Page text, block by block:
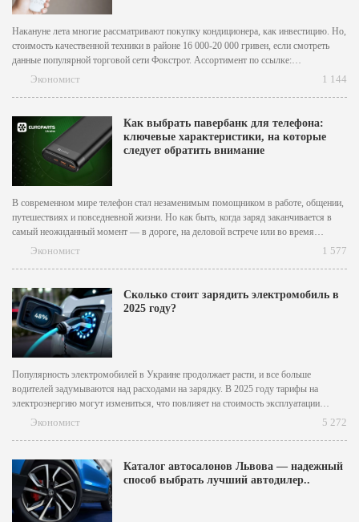
Накануне лета многие рассматривают покупку кондиционера, как инвестицию. Но,
стоимость качественной техники в районе 16 000-20 000 гривен, если смотреть
данные популярной торговой сети Фокстрот. Ассортимент по ссылке:
https://www.foxtrot.com.ua/ru/shop/kondicyonery.html дает понятие, на что вообще
Экономист 1 144
Как выбрать павербанк для телефона:
ключевые характеристики, на которые
следует обратить внимание
В современном мире телефон стал незаменимым помощником в работе, общении,
путешествиях и повседневной жизни. Но как быть, когда заряд заканчивается в
самый неожиданный момент — в дороге, на деловой встрече или во время
прогулки? Надежным решением будет купить павербанк, который позволяет
Экономист 1 577
Сколько стоит зарядить электромобиль в
2025 году?
Популярность электромобилей в Украине продолжает расти, и все больше
водителей задумываются над расходами на зарядку. В 2025 году тарифы на
электроэнергию могут измениться, что повлияет на стоимость эксплуатации
электротранспорта. Давайте рассмотрим, сколько будет стоить зарядка
Экономист 5 272
Каталог автосалонов Львова — надежный
способ выбрать лучший автодилер..